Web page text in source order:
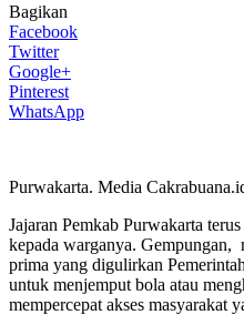
Bagikan
Facebook
Twitter
Google+
Pinterest
WhatsApp
Purwakarta. Media
Jajaran Pemkab Purwakarta
kepada warganya. Gempungan,
prima yang digulirkan
untuk menjemput bola atau
mempercepat akses masyarakat